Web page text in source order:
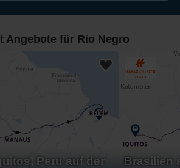
Angebote für Rio Negro
Peru auf der
Brasilien